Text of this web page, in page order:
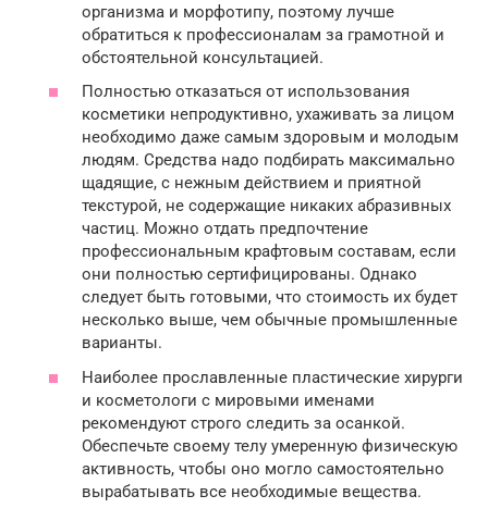
организма и морфотипу, поэтому лучше
обратиться к профессионалам за грамотной и
обстоятельной консультацией.
Полностью отказаться от использования
косметики непродуктивно, ухаживать за лицом
необходимо даже самым здоровым и молодым
людям. Средства надо подбирать максимально
щадящие, с нежным действием и приятной
текстурой, не содержащие никаких абразивных
частиц. Можно отдать предпочтение
профессиональным крафтовым составам, если
они полностью сертифицированы. Однако
следует быть готовыми, что стоимость их будет
несколько выше, чем обычные промышленные
варианты.
Наиболее прославленные пластические хирурги
и косметологи с мировыми именами
рекомендуют строго следить за осанкой.
Обеспечьте своему телу умеренную физическую
активность, чтобы оно могло самостоятельно
вырабатывать все необходимые вещества.